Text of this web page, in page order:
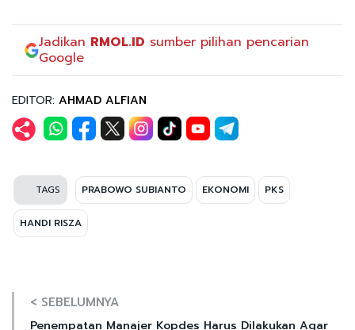
Jadikan RMOL.ID sumber pilihan pencarian
Google
EDITOR: AHMAD ALFIAN
TAGS PRABOWO SUBIANTO EKONOMI PKS
HANDI RISZA
< SEBELUMNYA
Penempatan Manajer Kopdes Harus Dilakukan Agar